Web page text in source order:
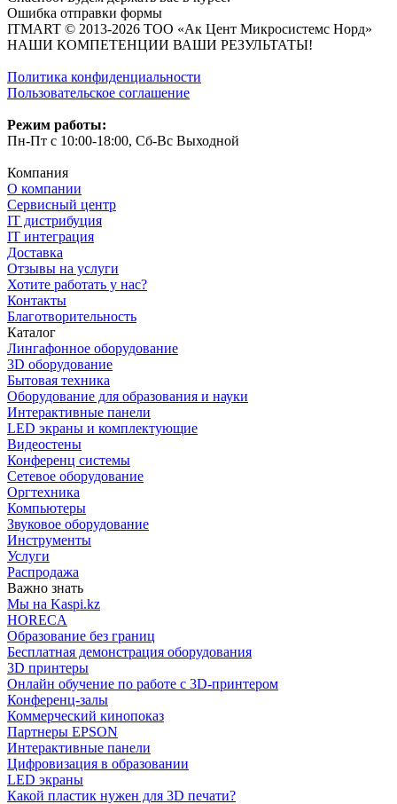
Ошибка отправки формы
ITMART © 2013-2026 ТОО «Ак Цент Микросистемс Норд»
НАШИ КОМПЕТЕНЦИИ ВАШИ РЕЗУЛЬТАТЫ!
Политика конфиденциальности
Пользовательское соглашение
Режим работы:
Пн-Пт с 10:00-18:00, Сб-Вс Выходной
Компания
О компании
Сервисный центр
IT дистрибуция
IT интеграция
Доставка
Отзывы на услуги
Хотите работать у нас?
Контакты
Благотворительность
Каталог
Лингафонное оборудование
3D оборудование
Бытовая техника
Оборудование для образования и науки
Интерактивные панели
LED экраны и комплектующие
Видеостены
Конференц системы
Сетевое оборудование
Оргтехника
Компьютеры
Звуковое оборудование
Инструменты
Услуги
Распродажа
Важно знать
Мы на Kaspi.kz
HORECA
Образование без границ
Бесплатная демонстрация оборудования
3D принтеры
Онлайн обучение по работе с 3D-принтером
Конференц-залы
Коммерческий кинопоказ
Партнеры EPSON
Интерактивные панели
Цифровизация в образовании
LED экраны
Какой пластик нужен для 3D печати?